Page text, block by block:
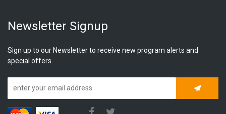
Newsletter Signup
Sign up to our Newsletter to receive new program alerts and
special offers.